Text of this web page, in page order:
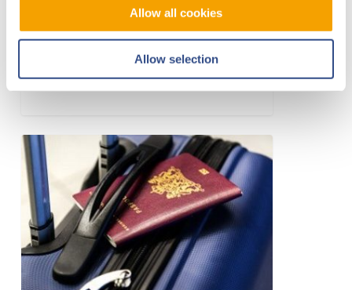
Allow all cookies
Allow selection
Check indien mogelijk vooraf
online in. Je hoeft dit dan op
de luchthaven niet meer…
Identiteitsbewijs